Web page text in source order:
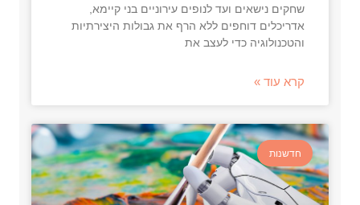
שחקים נישאים ועד לנופים עירוניים בני קיימא,
אדריכלים דוחפים ללא הרף את גבולות היצירתיות
והטכנולוגיה כדי לעצב את
קרא עוד »
חדשנות